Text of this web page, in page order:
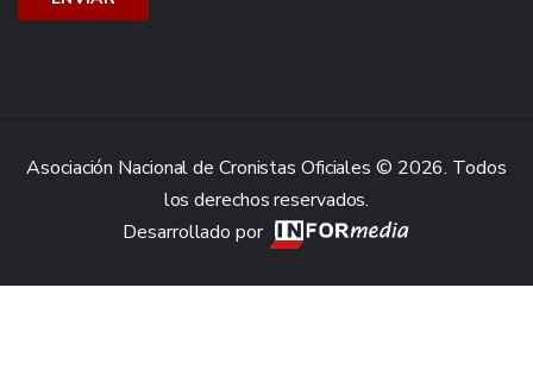
Asociación Nacional de Cronistas Oficiales © 2026. Todos
los derechos reservados.
Desarrollado por